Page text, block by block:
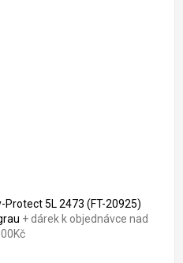
Protect 5L 2473 (FT-20925)
+ dárek k objednávce nad